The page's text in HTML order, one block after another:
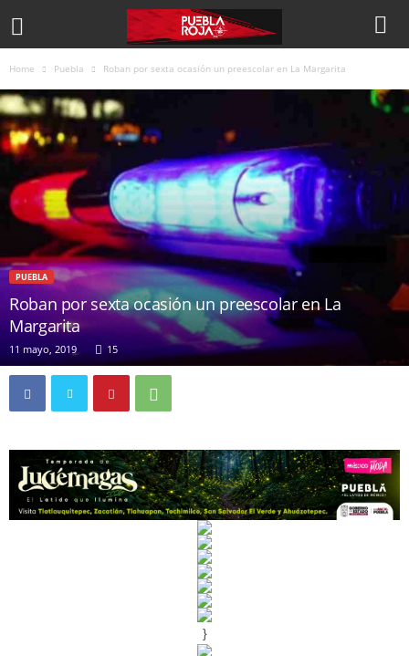
Home Puebla Roban por sexta ocasión un preescolar en La Margarita
PUEBLA
Roban por sexta ocasión un preescolar en La
Margarita
11 mayo, 2019 15
}